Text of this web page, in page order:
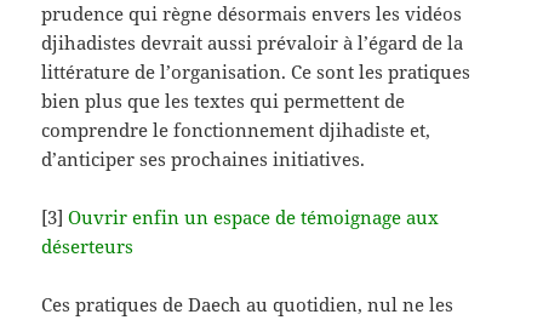
prudence qui règne désormais envers les vidéos
djihadistes devrait aussi prévaloir à l’égard de la
littérature de l’organisation. Ce sont les pratiques
bien plus que les textes qui permettent de
comprendre le fonctionnement djihadiste et,
d’anticiper ses prochaines initiatives.
[3]Ouvrir enfin un espace de témoignage aux
déserteurs
Ces pratiques de Daech au quotidien, nul ne les